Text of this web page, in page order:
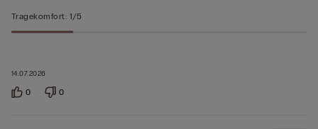
14.07.2026
Tragekomfort: 1/5
0 0